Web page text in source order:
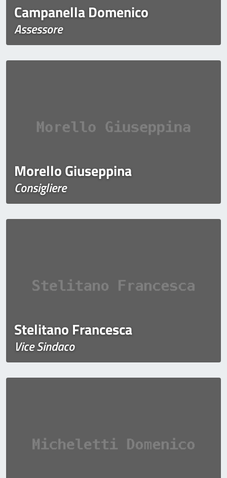
Campanella Domenico
Assessore
Morello Giuseppina
Consigliere
Stelitano Francesca
Vice Sindaco